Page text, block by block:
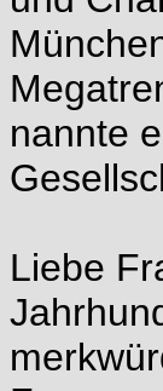
nannte
Liebe